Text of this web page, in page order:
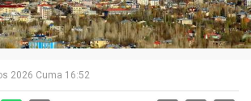
2026 Cuma 16:52